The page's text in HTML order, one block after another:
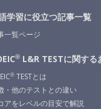
学習に役立つ記事一覧
一覧ページ
®L&R TESTに関する
®TESTとは
・他のテストとの違い
アをレベルの目安で解説